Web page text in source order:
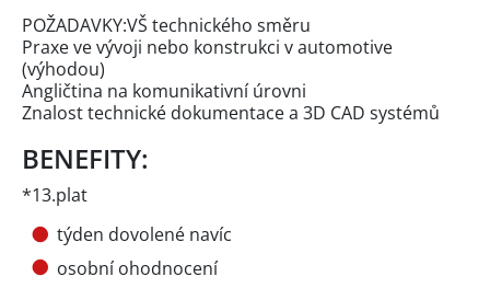
POŽADAVKY:VŠ technického směru
Praxe ve vývoji nebo konstrukci v automotive
(výhodou)
Angličtina na komunikativní úrovni
Znalost technické dokumentace a 3D CAD systémů
BENEFITY:
*13.plat
týden dovolené navíc
osobní ohodnocení